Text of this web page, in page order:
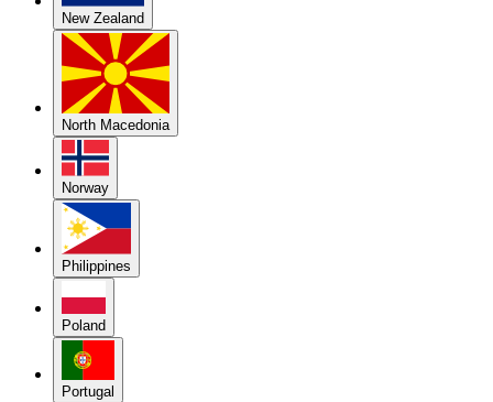
New Zealand
North Macedonia
Norway
Philippines
Poland
Portugal